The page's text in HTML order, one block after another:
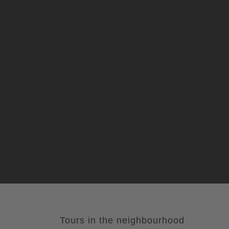
Tours in the neighbourhood